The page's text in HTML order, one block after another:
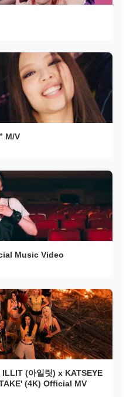
M/V
Music Video
(아일릿) x KATSEYE
(4K) Official MV